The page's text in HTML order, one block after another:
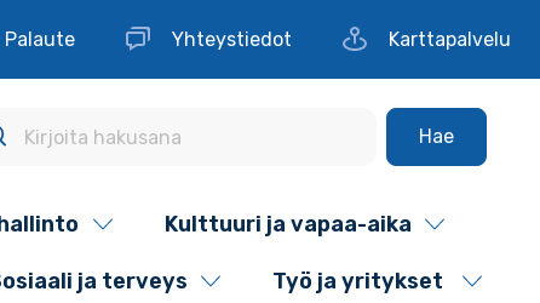
Palaute Yhteystiedot Karttapalvelu
Hae
Kulttuuri ja vapaa-aika
ja terveys Työ ja yritykset